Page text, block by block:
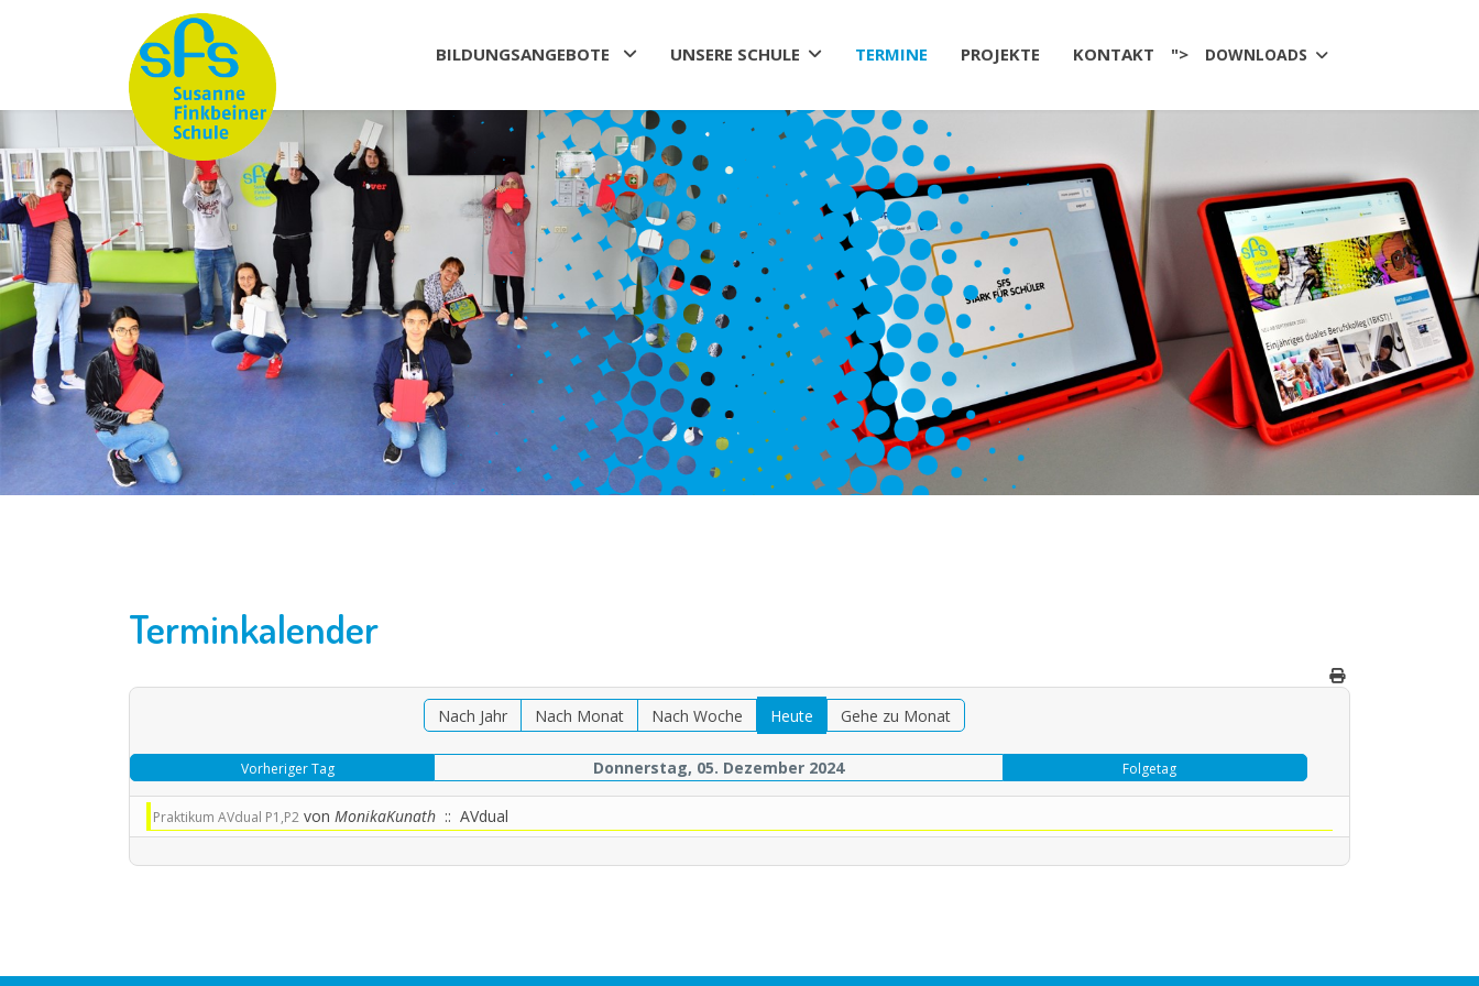
BILDUNGSANGEBOTE UNSERE SCHULE TERMINE PROJEKTE KONTAKT "> DOWNLOADS
Terminkalender
Nach Jahr Nach Monat Nach Woche Heute Gehe zu Monat
Vorheriger Tag Donnerstag, 05. Dezember 2024 Folgetag
Praktikum AVdual P1,P2 von MonikaKunath :: AVdual